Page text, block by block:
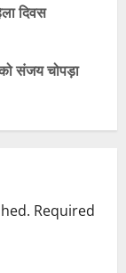
दिवस
को संजय चोपड़ा
Required